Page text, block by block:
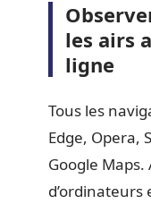
les airs
ligne
Tous les
Edge, Opera,
Google
d’ordinateurs